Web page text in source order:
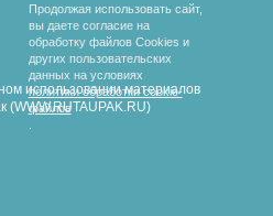
использовании материалов
(WWW.RUTAUPAK.RU)
Продолжая использовать сайт,
вы даете согласие на
обработку файлов Cookies и
других пользовательских
данных на условиях
политики обработки cookie-
файлов